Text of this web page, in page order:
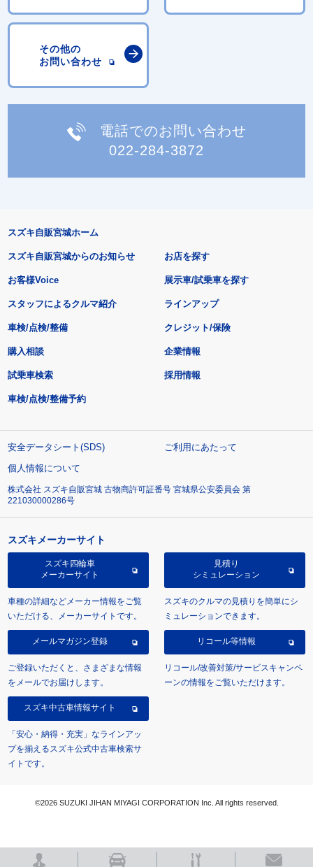
その他の
お問い合わせ
電話でのお問い合わせ
022-284-3872
スズキ自販宮城ホーム
スズキ自販宮城からのお知らせ
お客様Voice
スタッフによるクルマ紹介
お店を探す
展示車/試乗車を探す
ラインアップ
車検/点検/整備 クレジット/保険
購入相談
試乗車検索
車検/点検/整備予約
企業情報
採用情報
安全データシート(SDS)
ご利用にあたって
個人情報について
株式会社 スズキ自販宮城 古物商許可証番号 宮城県公安委員会 第
221030000286号
スズキメーカーサイト
スズキ四輪車
メーカーサイト
車種の詳細などメーカー情報をご覧
いただける、メーカーサイトです。
見積り
シミュレーション
スズキのクルマの見積りを簡単にシ
ミュレーションできます。
メールマガジン登録
ご登録いただくと、さまざまな情報
をメールでお届けします。
リコール等情報
リコール/改善対策/サービスキャンペ
ーンの情報をご覧いただけます。
スズキ中古車情報サイト
「安心・納得・充実」なラインアッ
プを揃えるスズキ公式中古車検索サ
イトです。
©2026 SUZUKI JIHAN MIYAGI CORPORATION Inc. All rights reserved.